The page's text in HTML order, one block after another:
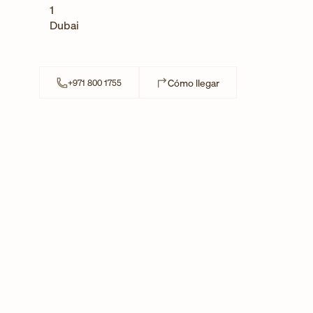
1
Dubai
+971 800 1755 Cómo llegarLink Opens in New